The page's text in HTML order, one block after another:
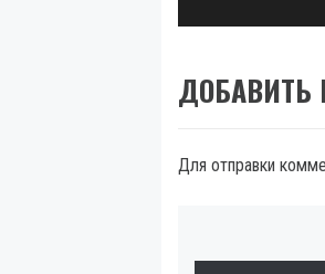
ДОБАВИТЬ
Для отправки